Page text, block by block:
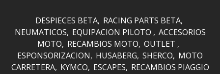
DESPIECES BETA RACING PARTS BETA
NEUMATICOS EQUIPACION PILOTO
ACCESORIOS
MOTO RECAMBIOS MOTO OUTLET
ESPONSORIZACION
HUSABERG SHERCO MOTO
CARRETERA KYMCO ESCAPES RECAMBIOS PIAGGIO